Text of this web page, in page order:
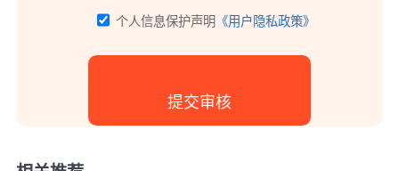
个人信息保护声明 《用户隐私政策》